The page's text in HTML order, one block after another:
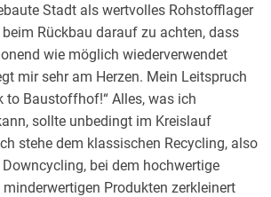
Stadt als wertvolles Rohstofflager
Rückbau darauf zu achten, dass
wie möglich wiederverwendet
mir sehr am Herzen. Mein Leitspruch
to Baustoffhof!“ Alles, was ich
sollte unbedingt im Kreislauf
stehe dem klassischen Recycling, also
bei dem hochwertige
Produkten zerkleinert